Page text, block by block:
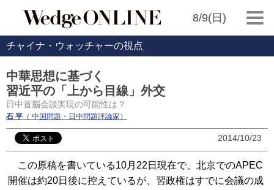
8/9(日)
チャイナ・ウォッチャーの視点
中華思想に基づく
習近平の「上から目線」外交
日中首脳会談実現の可能性は？
石 平 （ 中国問題・日中問題評論家）
2014/10/23
この原稿を書いている10月22日現在で、北京でのAPEC
開催は約20日後に控えているが、習政権はすでに会議の成